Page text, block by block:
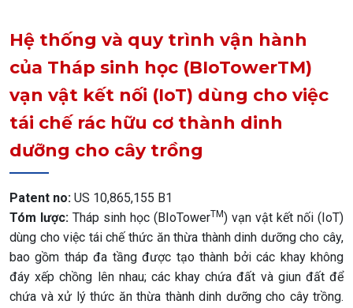
Hệ thống và quy trình vận hành
của Tháp sinh học (BIoTowerTM)
vạn vật kết nối (IoT) dùng cho việc
tái chế rác hữu cơ thành dinh
dưỡng cho cây trồng
Patent no: US 10,865,155 B1
Tóm lược: Tháp sinh học (BIoTowerTM) vạn vật kết nối (IoT)
dùng cho việc tái chế thức ăn thừa thành dinh dưỡng cho cây,
bao gồm tháp đa tầng được tạo thành bởi các khay không
đáy xếp chồng lên nhau; các khay chứa đất và giun đất để
chứa và xử lý thức ăn thừa thành dinh dưỡng cho cây trồng.